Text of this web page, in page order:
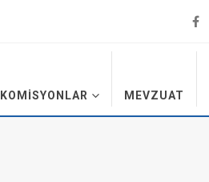
KOMISYONLAR MEVZUAT